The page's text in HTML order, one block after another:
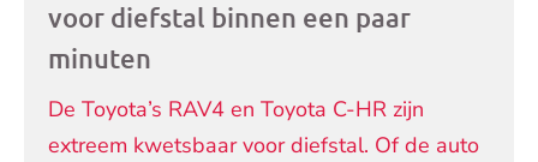
voor diefstal binnen een paar
minuten
De Toyota’s RAV4 en Toyota C-HR zijn
extreem kwetsbaar voor diefstal. Of de auto